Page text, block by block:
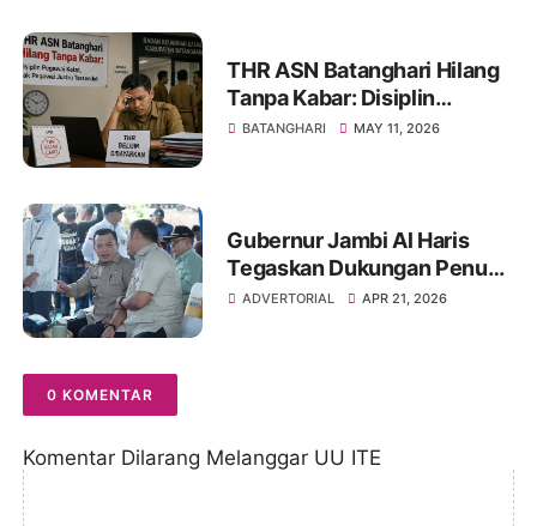
THR ASN Batanghari Hilang
Tanpa Kabar: Disiplin
Pegawai Ketat, Hak Pegawai
BATANGHARI MAY 11, 2026
Gubernur Jambi Al Haris
Tegaskan Dukungan Penuh,
Program Pertanian di Jambi
ADVERTORIAL APR 21, 2026
0 KOMENTAR
Komentar Dilarang Melanggar UU ITE